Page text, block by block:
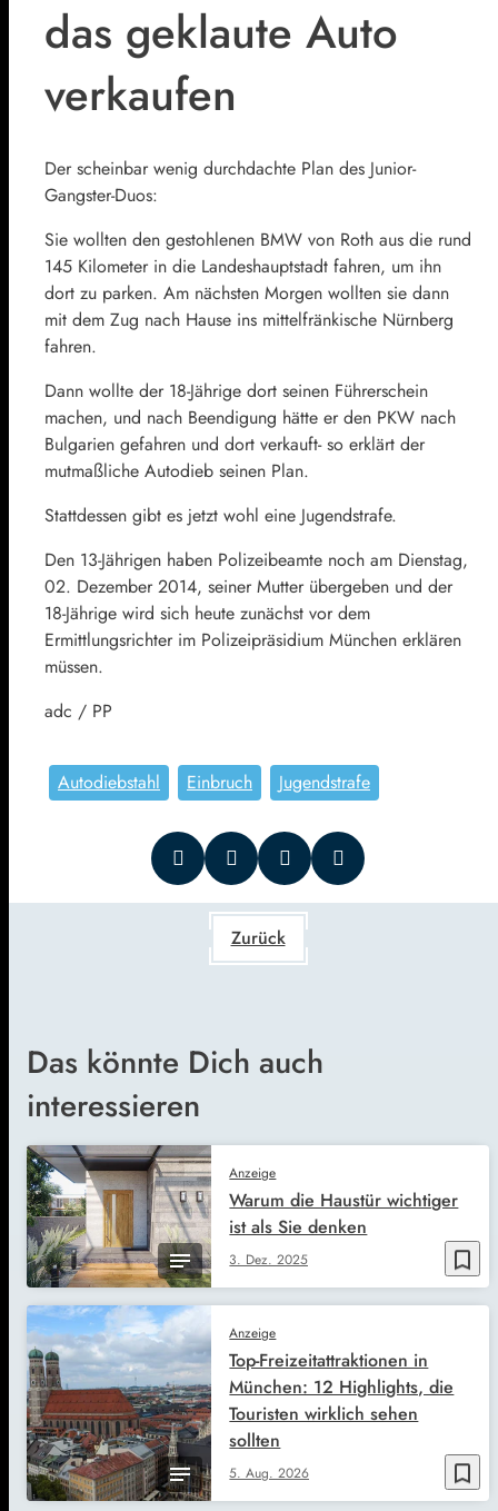
das geklaute Auto
verkaufen
Der scheinbar wenig durchdachte Plan des Junior-
Gangster-Duos:
Sie wollten den gestohlenen BMW von Roth aus die rund
145 Kilometer in die Landeshauptstadt fahren, um ihn
dort zu parken. Am nächsten Morgen wollten sie dann
mit dem Zug nach Hause ins mittelfränkische Nürnberg
fahren.
Dann wollte der 18-Jährige dort seinen Führerschein
machen, und nach Beendigung hätte er den PKW nach
Bulgarien gefahren und dort verkauft- so erklärt der
mutmaßliche Autodieb seinen Plan.
Stattdessen gibt es jetzt wohl eine Jugendstrafe.
Den 13-Jährigen haben Polizeibeamte noch am Dienstag,
02. Dezember 2014, seiner Mutter übergeben und der
18-Jährige wird sich heute zunächst vor dem
Ermittlungsrichter im Polizeipräsidium München erklären
müssen.
adc / PP
Autodiebstahl Einbruch Jugendstrafe
Zurück
Das könnte Dich auch
interessieren
bookmark_border
Anzeige
3. Dez. 2025
Warum die Haustür wichtiger
ist als Sie denken
bookmark_border
Anzeige
5. Aug. 2026
Top-Freizeitattraktionen in
München: 12 Highlights, die
Touristen wirklich sehen
sollten